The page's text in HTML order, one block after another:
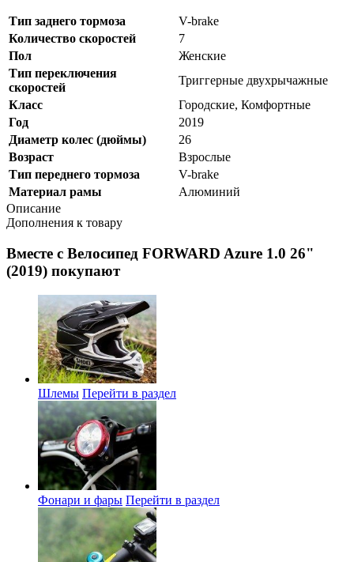
Тип заднего тормоза
V-brake
Количество скоростей
7
Пол
Женские
Тип переключения
скоростей
Триггерные двухрычажные
Класс
Городские, Комфортные
Год
2019
Диаметр колес (дюймы)
26
Возраст
Взрослые
Тип переднего тормоза
V-brake
Материал рамы
Алюминий
Описание
Дополнения к товару
Вместе с Велосипед FORWARD Azure 1.0 26"
(2019) покупают
Шлемы Перейти в раздел
Фонари и фары Перейти в раздел